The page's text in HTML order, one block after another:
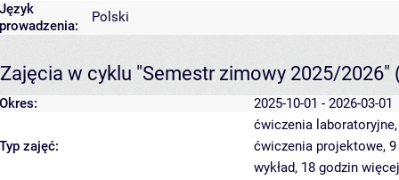
Język
prowadzenia:
Polski
Zajęcia w cyklu "Semestr zimowy 2025/2026"
Okres: 2025-10-01 - 2026-03-01
Typ zajęć:
ćwiczenia
ćwiczenia projektowe,
wykład, 18 godzin